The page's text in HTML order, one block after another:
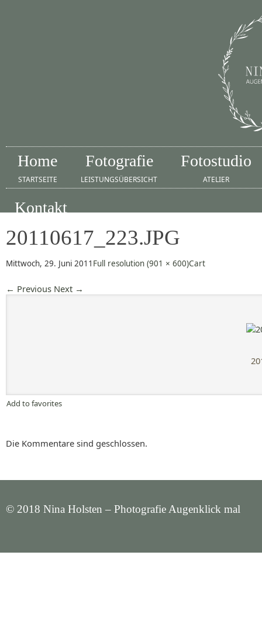
Home
STARTSEITE
Fotografie
LEISTUNGSÜBERSICHT
Fotostudio
ATELIER
Kontakt
20110617_223.JPG
Mittwoch, 29. Juni 2011 Full resolution (901 × 600)Cart
← Previous Next →
Add to favorites
Die Kommentare sind geschlossen.
© 2018 Nina Holsten – Photografie Augenklick mal